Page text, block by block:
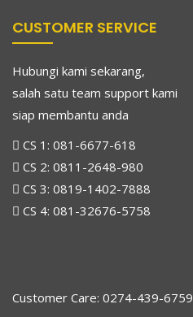
CUSTOMER SERVICE
Hubungi kami sekarang,
salah satu team support kami
siap membantu anda
CS 1: 081-6677-618
CS 2: 0811-2648-980
CS 3: 0819-1402-7888
CS 4: 081-32676-5758
Customer Care: 0274-439-6759